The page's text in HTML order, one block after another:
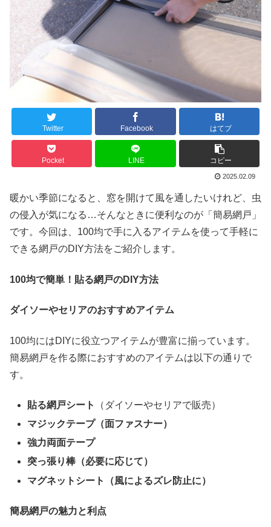
Twitter Facebook はてブ
Pocket LINE コピー
2025.02.09
暖かい季節になると、窓を開けて風を通したいけれど、虫
の侵入が気になる…そんなときに便利なのが「簡易網戸」
です。今回は、100均で手に入るアイテムを使って手軽に
できる網戸のDIY方法をご紹介します。
100均で簡単！貼る網戸のDIY方法
ダイソーやセリアのおすすめアイテム
100均にはDIYに役立つアイテムが豊富に揃っています。
簡易網戸を作る際におすすめのアイテムは以下の通りで
す。
貼る網戸シート
（ダイソーやセリアで販売）
マジックテープ（面ファスナー）
強力両面テープ
突っ張り棒（必要に応じて）
マグネットシート（風によるズレ防止に）
簡易網戸の魅力と利点